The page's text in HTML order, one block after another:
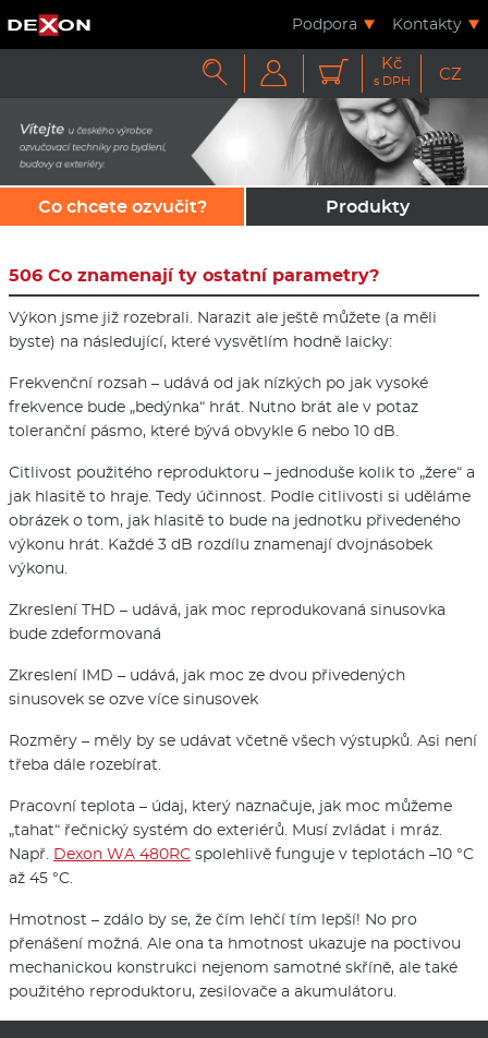
Podpora Kontakty
   Kč
s DPH CZ
Co chcete ozvučit? Produkty
506 Co znamenají ty ostatní parametry?
Výkon jsme již rozebrali. Narazit ale ještě můžete (a měli
byste) na následující, které vysvětlím hodně laicky:
Frekvenční rozsah – udává od jak nízkých po jak vysoké
frekvence bude „bedýnka“ hrát. Nutno brát ale v potaz
toleranční pásmo, které bývá obvykle 6 nebo 10 dB.
Citlivost použitého reproduktoru – jednoduše kolik to „žere“ a
jak hlasitě to hraje. Tedy účinnost. Podle citlivosti si uděláme
obrázek o tom, jak hlasitě to bude na jednotku přivedeného
výkonu hrát. Každé 3 dB rozdílu znamenají dvojnásobek
výkonu.
Zkreslení THD – udává, jak moc reprodukovaná sinusovka
bude zdeformovaná
Zkreslení IMD – udává, jak moc ze dvou přivedených
sinusovek se ozve více sinusovek
Rozměry – měly by se udávat včetně všech výstupků. Asi není
třeba dále rozebírat.
Pracovní teplota – údaj, který naznačuje, jak moc můžeme
„tahat“ řečnický systém do exteriérů. Musí zvládat i mráz.
Např. Dexon WA 480RC spolehlivě funguje v teplotách –10 °C
až 45 °C.
Hmotnost – zdálo by se, že čím lehčí tím lepší! No pro
přenášení možná. Ale ona ta hmotnost ukazuje na poctivou
mechanickou konstrukci nejenom samotné skříně, ale také
použitého reproduktoru, zesilovače a akumulátoru.